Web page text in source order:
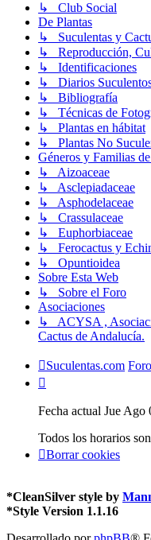
↳ Club Social
De Plantas
↳ Suculentas y
↳ Reproducción,
↳ Identificaciones
↳ Diarios
↳ Bibliografía
↳ Técnicas de
↳ Plantas en hábitat
↳ Plantas No
Géneros y Familias
↳ Aizoaceae
↳ Asclepiadaceae
↳ Asphodelaceae
↳ Crassulaceae
↳ Euphorbiaceae
↳ Ferocactus y
↳ Opuntioidea
Sobre Esta Web
↳ Sobre el Foro
Asociaciones
↳ ACYSA ,
Cactus de Andalucía.
Suculentas.com
Fecha actual Jue
Todos los horarios son
Borrar cookies
*CleanSilver style by
*Style Version 1.1.16